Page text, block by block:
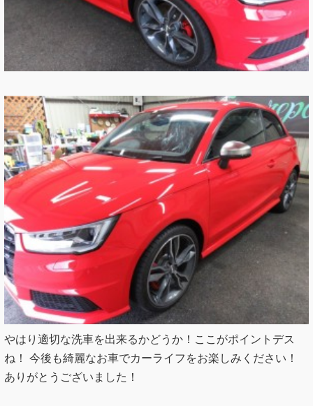
やはり適切な洗車を出来るかどうか！ここがポイントデス
ね！ 今後も綺麗なお車でカーライフをお楽しみください！
ありがとうございました！